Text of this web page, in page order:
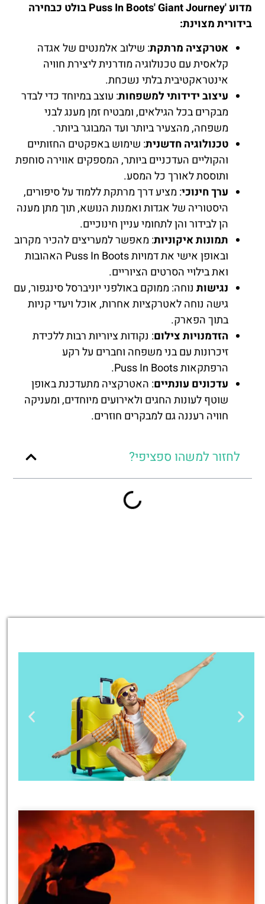
מדוע 'Puss In Boots' Giant Journey בולט כבחירה
בידורית מצוינת:
אטרקציה מרתקת: שילוב אלמנטים של אגדה
קלאסית עם טכנולוגיה מודרנית ליצירת חוויה
אינטראקטיבית בלתי נשכחת.
עיצוב ידידותי למשפחות: עוצב במיוחד כדי לבדר
מבקרים בכל הגילאים, ומבטיח זמן מענג לבני
משפחה, מהצעיר ביותר ועד המבוגר ביותר.
טכנולוגיה חדשנית: שימוש באפקטים החזותיים
והקוליים העדכניים ביותר, המספקים אווירה סוחפת
ותוססת לאורך כל המסע.
ערך חינוכי: מציע דרך מרתקת ללמוד על סיפורים,
היסטוריה של אגדות ואמנות הנושא, תוך מתן מענה
הן לבידור והן לתחומי עניין חינוכיים.
תמונות איקוניות: מאפשר למעריצים להכיר מקרוב
ובאופן אישי את דמויות Puss In Boots האהובות
ואת בילויי הסרטים הציוריים.
נגישות נוחה: ממוקם באולפני יוניברסל סינגפור, עם
גישה נוחה לאטרקציות אחרות, אוכל ויעדי קניות
בתוך הפארק.
הזדמנויות צילום: נקודות ציוריות רבות ללכידת
זיכרונות עם בני משפחה וחברים על רקע
הרפתקאות Puss In Boots.
עדכונים עונתיים: האטרקציה מתעדכנת באופן
שוטף לעונות החגים ולאירועים מיוחדים, ומעניקה
חוויה רעננה גם למבקרים חוזרים.
לחזור למשהו ספציפי?
מציאת
טיסה זולה?